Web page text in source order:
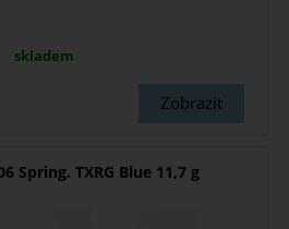
skladem
Zobrazit
Spring. TXRG Blue 11,7 g